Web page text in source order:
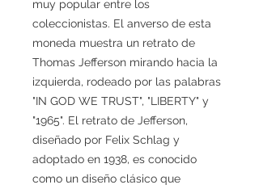
muy popular entre los
coleccionistas. El anverso de esta
moneda muestra un retrato de
Thomas Jefferson mirando hacia la
izquierda, rodeado por las palabras
"IN GOD WE TRUST", "LIBERTY" y
"1965". El retrato de Jefferson,
diseñado por Felix Schlag y
adoptado en 1938, es conocido
como un diseño clásico que